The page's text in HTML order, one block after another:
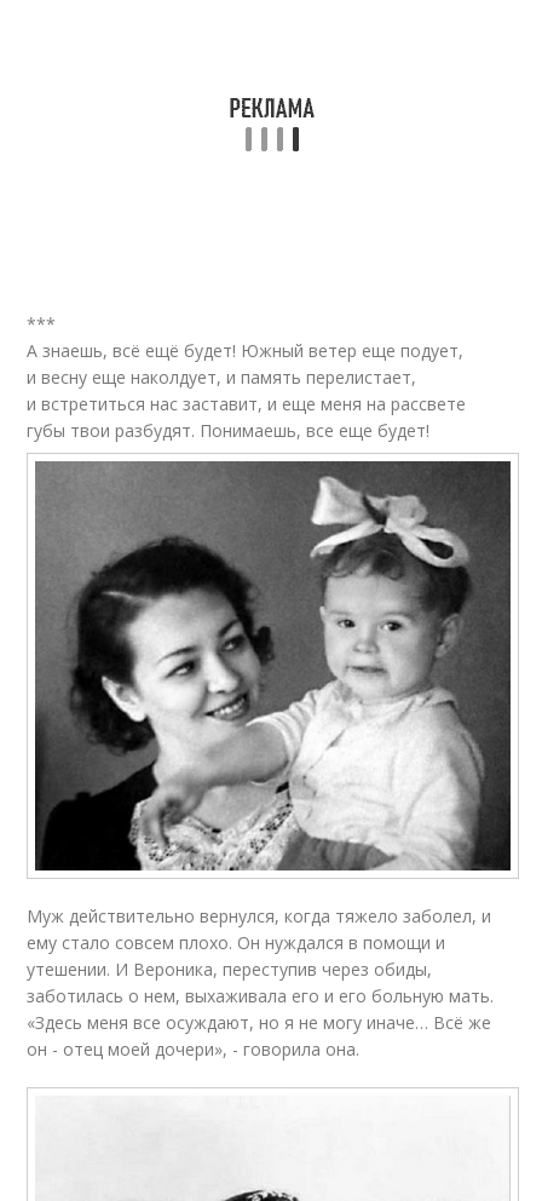
***
А знаешь, всё ещё будет! Южный ветер еще подует,
и весну еще наколдует, и память перелистает,
и встретиться нас заставит, и еще меня на рассвете
губы твои разбудят. Понимаешь, все еще будет!
Муж действительно вернулся, когда тяжело заболел, и
ему стало совсем плохо. Он нуждался в помощи и
утешении. И Вероника, переступив через обиды,
заботилась о нем, выхаживала его и его больную мать.
«Здесь меня все осуждают, но я не могу иначе… Всё же
он - отец моей дочери», - говорила она.